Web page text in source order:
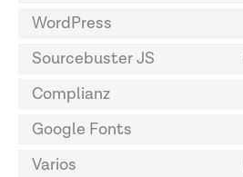
WordPress
Sourcebuster JS
Complianz
Google Fonts
Varios